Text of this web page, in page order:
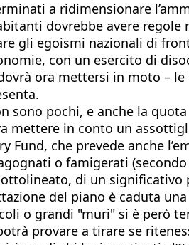
a ridimensionare
dovrebbe avere
gli egoismi nazionali di
con un esercito di
ora mettersi in moto –
sono pochi, e anche la
mettere in conto un
che prevede anche
o famigerati
di un significativo
del piano è caduta
o grandi "muri" si è però
provare a tirare se